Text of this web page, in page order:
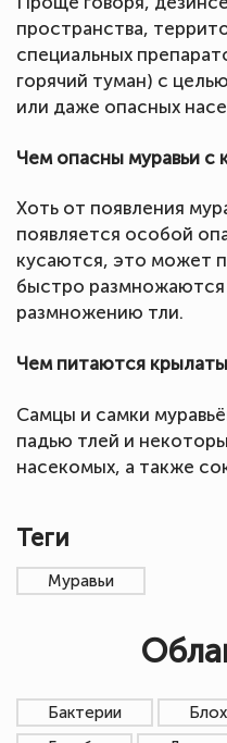
пространства,
специальных
горячий туман) с
или даже опасных
Чем опасны муравьи с
Хоть от появления
появляется особой
кусаются, это может
быстро
размножению тли.
Чем питаются
Самцы и самки
падью тлей и
насекомых, а также
Теги
Муравьи
Бактерии